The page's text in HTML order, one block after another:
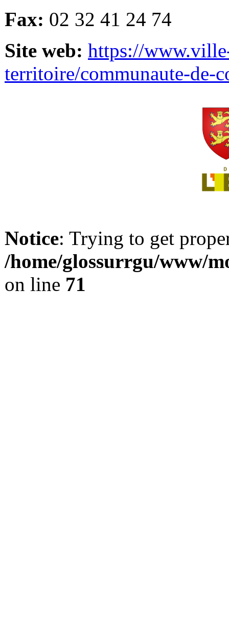
Fax: 02 32 41 24 74
Site web: https://
territoire/communaute-de-
Notice: Trying to get
/home/glossurrgu/www/
on line 71